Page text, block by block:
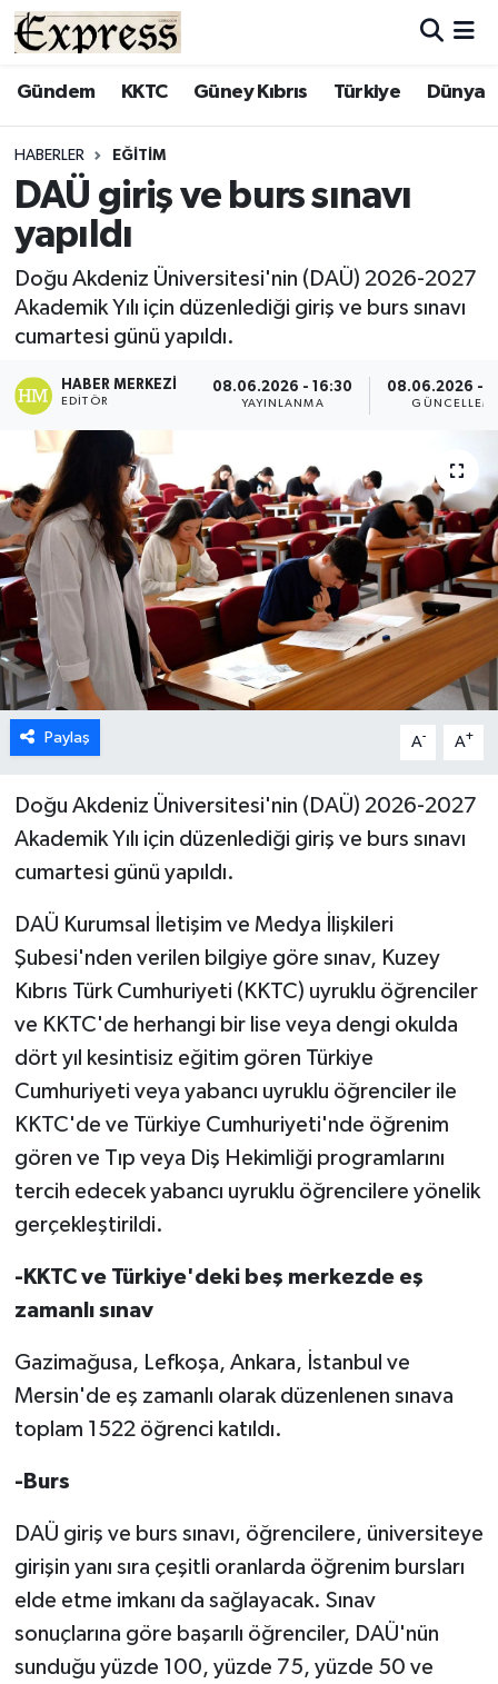
Gündem KKTC Güney Kıbrıs Türkiye Dünya
HABERLER EĞITIM
DAÜ giriş ve burs sınavı
yapıldı
Doğu Akdeniz Üniversitesi'nin (DAÜ) 2026-2027
Akademik Yılı için düzenlediği giriş ve burs sınavı
cumartesi günü yapıldı.
HABER MERKEZI
EDITÖR
08.06.2026 - 16:30
YAYINLANMA
08.06.2026 -
Paylaş A- A+
Doğu Akdeniz Üniversitesi'nin (DAÜ) 2026-2027
Akademik Yılı için düzenlediği giriş ve burs sınavı
cumartesi günü yapıldı.
DAÜ Kurumsal İletişim ve Medya İlişkileri
Şubesi'nden verilen bilgiye göre sınav, Kuzey
Kıbrıs Türk Cumhuriyeti (KKTC) uyruklu öğrenciler
ve KKTC'de herhangi bir lise veya dengi okulda
dört yıl kesintisiz eğitim gören Türkiye
Cumhuriyeti veya yabancı uyruklu öğrenciler ile
KKTC'de ve Türkiye Cumhuriyeti'nde öğrenim
gören ve Tıp veya Diş Hekimliği programlarını
tercih edecek yabancı uyruklu öğrencilere yönelik
gerçekleştirildi.
-KKTC ve Türkiye'deki beş merkezde eş
zamanlı sınav
Gazimağusa, Lefkoşa, Ankara, İstanbul ve
Mersin'de eş zamanlı olarak düzenlenen sınava
toplam 1522 öğrenci katıldı.
-Burs
DAÜ giriş ve burs sınavı, öğrencilere, üniversiteye
girişin yanı sıra çeşitli oranlarda öğrenim bursları
elde etme imkanı da sağlayacak. Sınav
sonuçlarına göre başarılı öğrenciler, DAÜ'nün
sunduğu yüzde 100, yüzde 75, yüzde 50 ve
ALAYKÖY
BİLİM
ÇATALKÖY
DÜNYA
ENGLISH
ESENTEPE
GAZİMAĞUSA
GİRNE
GÜNDEM
KÜLTÜR SANAT
LAPTA
LEFKOŞA
MAGAZİN
Nöbetçi Eczaneler
ÖZEL HABER
SAĞLIK
SİYASET
TATLISU
TEKNOLOJİ
Hava Durumu
Süper Lig Puan Durumu ve Fikstür
Tüm Manşetler
Son Dakika Haberleri